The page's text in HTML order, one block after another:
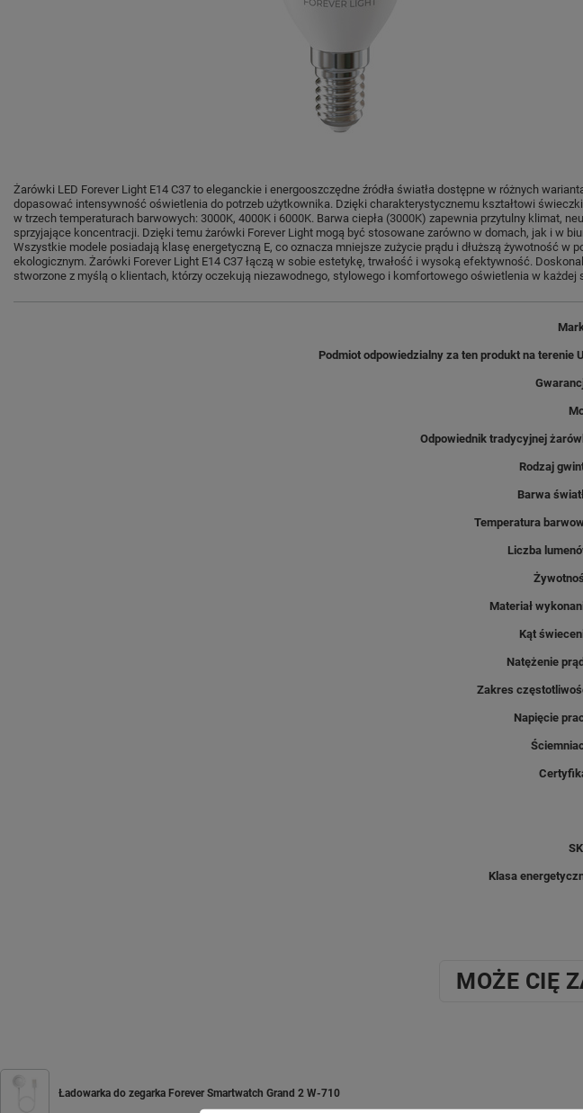
Żarówki LED Forever Light E14 C37 to eleganckie i energooszczędne źródła światła dostępne w różnych
dopasować intensywność oświetlenia do potrzeb użytkownika. Dzięki charakterystycznemu kształtowi
w trzech temperaturach barwowych: 3000K, 4000K i 6000K. Barwa ciepła (3000K) zapewnia przytulny klimat,
sprzyjające koncentracji. Dzięki temu żarówki Forever Light mogą być stosowane zarówno w domach, jak i w
Wszystkie modele posiadają klasę energetyczną E, co oznacza mniejsze zużycie prądu i dłuższą żywotność
ekologicznym. Żarówki Forever Light E14 C37 łączą w sobie estetykę, trwałość i wysoką efektywność.
stworzone z myślą o klientach, którzy oczekują niezawodnego, stylowego i komfortowego oświetlenia w każdej
Podmiot odpowiedzialny za ten produkt na terenie
Odpowiednik tradycyjnej
Rodzaj
Barwa
Temperatura
Liczba
Materiał
Kąt
Natężenie
Zakres
Napięcie
Klasa
MOŻE CIĘ
Ładowarka do zegarka Forever Smartwatch Grand 2 W-710